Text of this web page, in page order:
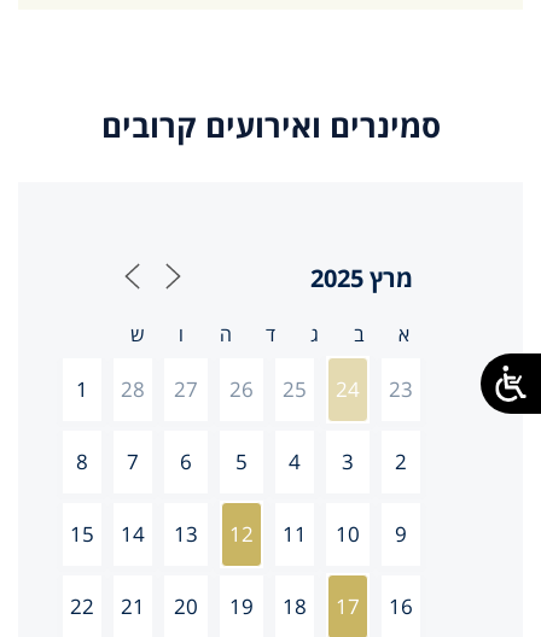
סמינרים ואירועים קרובים
23
24
25
26
27
28
1
2
3
4
5
6
7
8
9
10
11
12
13
14
15
16
17
18
19
20
21
22